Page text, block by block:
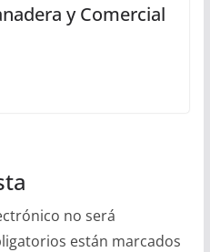
y Comercial
no será
están marcados